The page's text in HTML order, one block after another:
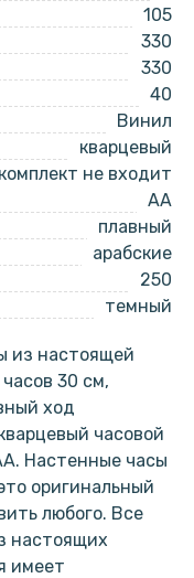
105
330
330
40
Винил
кварцевый
не входит
AA
плавный
арабские
250
темный
из настоящей
30 см,
ход
часовой
Настенные часы
оригинальный
любого. Все
настоящих
имеет